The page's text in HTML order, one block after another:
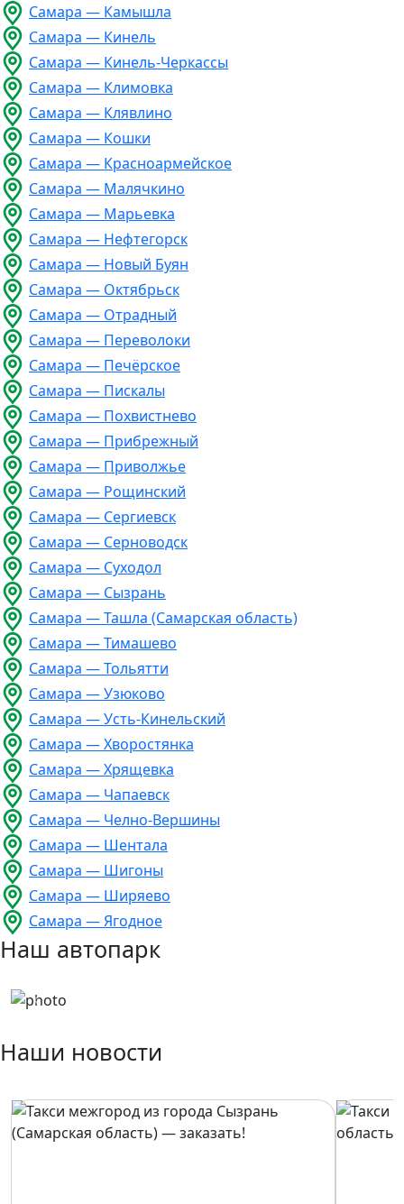
Самара — Камышла
Самара — Кинель
Самара — Кинель-Черкассы
Самара — Климовка
Самара — Клявлино
Самара — Кошки
Самара — Красноармейское
Самара — Малячкино
Самара — Марьевка
Самара — Нефтегорск
Самара — Новый Буян
Самара — Октябрьск
Самара — Отрадный
Самара — Переволоки
Самара — Печёрское
Самара — Пискалы
Самара — Похвистнево
Самара — Прибрежный
Самара — Приволжье
Самара — Рощинский
Самара — Сергиевск
Самара — Серноводск
Самара — Суходол
Самара — Сызрань
Самара — Ташла (Самарская область)
Самара — Тимашево
Самара — Тольятти
Самара — Узюково
Самара — Усть-Кинельский
Самара — Хворостянка
Самара — Хрящевка
Самара — Чапаевск
Самара — Челно-Вершины
Самара — Шентала
Самара — Шигоны
Самара — Ширяево
Самара — Ягодное
Наш автопарк
Previous
Наши новости